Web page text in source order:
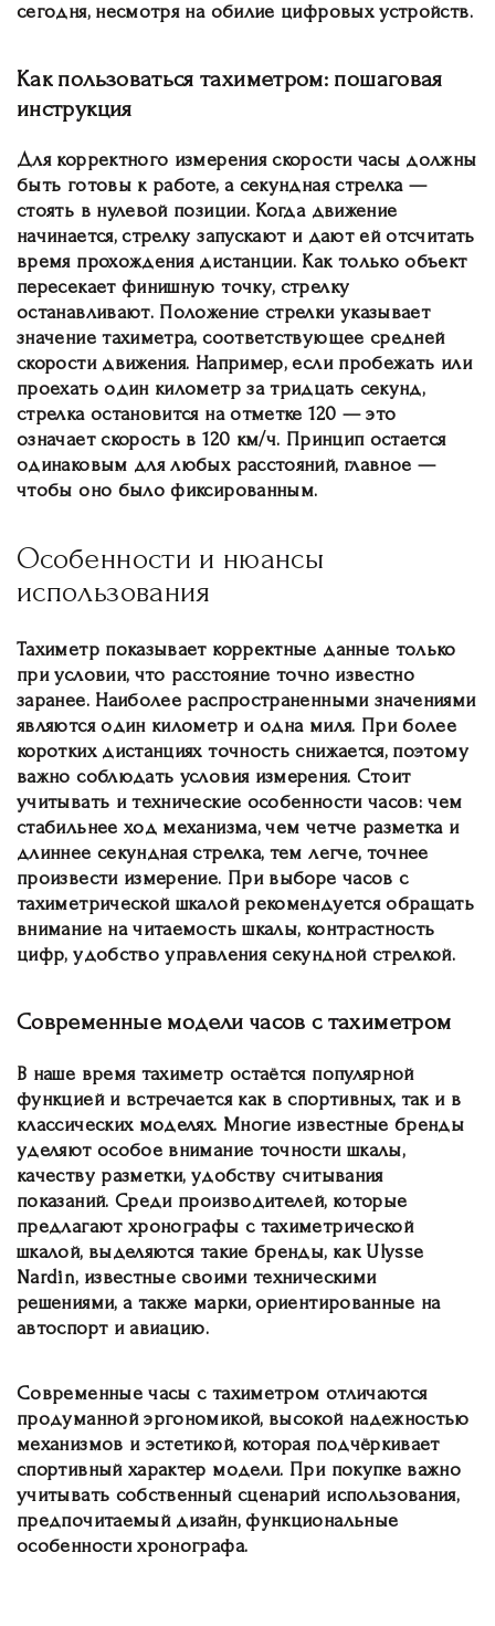
сегодня, несмотря на обилие цифровых устройств.
Как пользоваться тахиметром: пошаговая
инструкция
Для корректного измерения скорости часы должны
быть готовы к работе, а секундная стрелка —
стоять в нулевой позиции. Когда движение
начинается, стрелку запускают и дают ей отсчитать
время прохождения дистанции. Как только объект
пересекает финишную точку, стрелку
останавливают. Положение стрелки указывает
значение тахиметра, соответствующее средней
скорости движения. Например, если пробежать или
проехать один километр за тридцать секунд,
стрелка остановится на отметке 120 — это
означает скорость в 120 км/ч. Принцип остается
одинаковым для любых расстояний, главное —
чтобы оно было фиксированным.
Особенности и нюансы
использования
Тахиметр показывает корректные данные только
при условии, что расстояние точно известно
заранее. Наиболее распространенными значениями
являются один километр и одна миля. При более
коротких дистанциях точность снижается, поэтому
важно соблюдать условия измерения. Стоит
учитывать и технические особенности часов: чем
стабильнее ход механизма, чем четче разметка и
длиннее секундная стрелка, тем легче, точнее
произвести измерение. При выборе часов с
тахиметрической шкалой рекомендуется обращать
внимание на читаемость шкалы, контрастность
цифр, удобство управления секундной стрелкой.
Современные модели часов с тахиметром
В наше время тахиметр остаётся популярной
функцией и встречается как в спортивных, так и в
классических моделях. Многие известные бренды
уделяют особое внимание точности шкалы,
качеству разметки, удобству считывания
показаний. Среди производителей, которые
предлагают хронографы с тахиметрической
шкалой, выделяются такие бренды, как Ulysse
Nardin, известные своими техническими
решениями, а также марки, ориентированные на
автоспорт и авиацию.
Современные часы с тахиметром отличаются
продуманной эргономикой, высокой надежностью
механизмов и эстетикой, которая подчёркивает
спортивный характер модели. При покупке важно
учитывать собственный сценарий использования,
предпочитаемый дизайн, функциональные
особенности хронографа.